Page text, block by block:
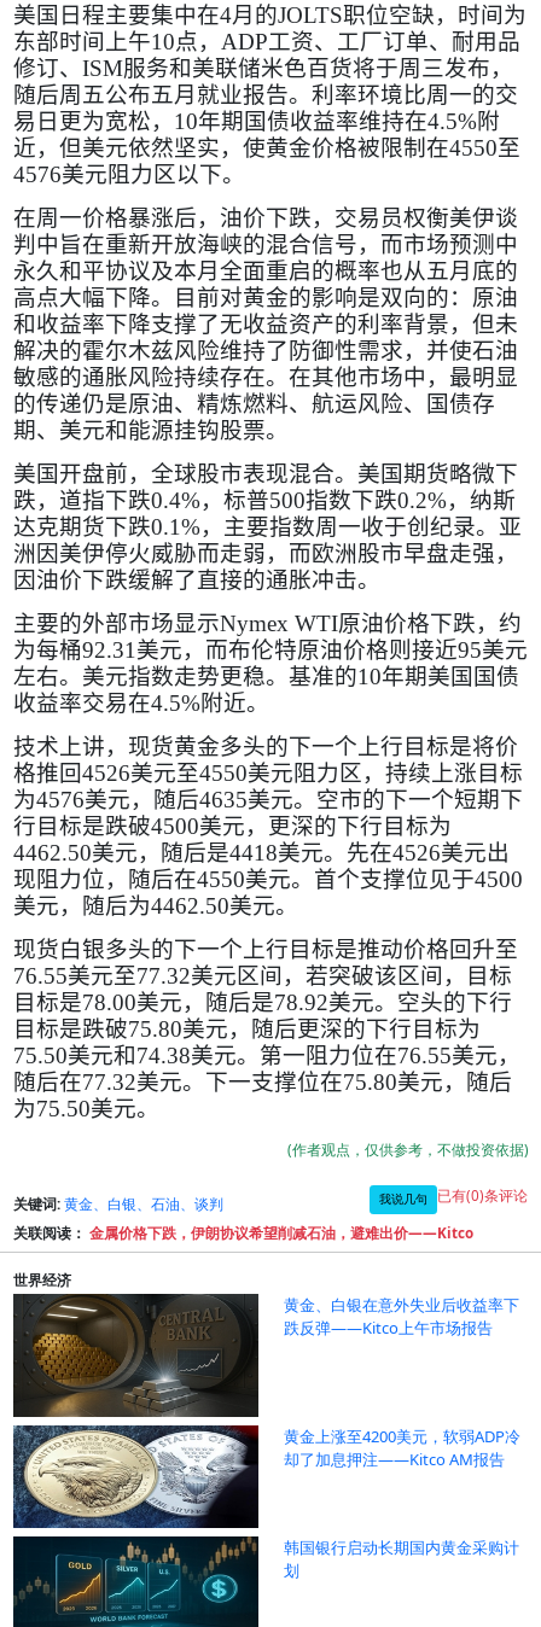
美国日程主要集中在4月的JOLTS职位空缺，时间为
东部时间上午10点， ADP工资、工厂订单、耐用品
修订、 ISM服务和美联储米色百货将于周三发布，
随后周五公布五月就业报告。利率环境比周一的交
易日更为宽松， 10年期国债收益率维持在4.5%附
近，但美元依然坚实，使黄金价格被限制在4550至
4576美元阻力区以下。
在周一价格暴涨后，油价下跌，交易员权衡美伊谈
判中旨在重新开放海峡的混合信号，而市场预测中
永久和平协议及本月全面重启的概率也从五月底的
高点大幅下降。目前对黄金的影响是双向的：原油
和收益率下降支撑了无收益资产的利率背景，但未
解决的霍尔木兹风险维持了防御性需求，并使石油
敏感的通胀风险持续存在。在其他市场中，最明显
的传递仍是原油、精炼燃料、航运风险、国债存
期、美元和能源挂钩股票。
美国开盘前，全球股市表现混合。美国期货略微下
跌，道指下跌0.4%，标普500指数下跌0.2%，纳斯
达克期货下跌0.1%，主要指数周一收于创纪录。亚
洲因美伊停火威胁而走弱，而欧洲股市早盘走强，
因油价下跌缓解了直接的通胀冲击。
主要的外部市场显示Nymex WTI原油价格下跌，约
为每桶92.31 美元，而布伦特原油价格则接近95美元
左右。美元指数走势更稳。基准的10年期美国国债
收益率交易在4.5%附近。
技术上讲，现货黄金多头的下一个上行目标是将价
格推回4526美元至4550美元阻力区，持续上涨目标
为4576美元，随后4635美元。空市的下一个短期下
行目标是跌破4500美元，更深的下行目标为
4462.50美元，随后是4418美元。先在4526美元出
现阻力位，随后在4550美元。首个支撑位见于4500
美元，随后为4462.50美元。
现货白银多头的下一个上行目标是推动价格回升至
76.55美元至77.32美元区间，若突破该区间，目标
目标是78.00美元，随后是78.92美元。空头的下行
目标是跌破75.80美元，随后更深的下行目标为
75.50美元和74.38美元。第一阻力位在76.55美元，
随后在77.32美元。下一支撑位在75.80美元，随后
为75.50美元。
(作者观点，仅供参考，不做投资依据)
关键词: 黄金、白银、石油、谈判 我说几句 已有(0)条评论
关联阅读： 金属价格下跌，伊朗协议希望削减石油，避难出价——Kitco
世界经济
黄金、白银在意外失业后收益率下
跌反弹——Kitco上午市场报告
黄金上涨至4200美元，软弱ADP冷
却了加息押注——Kitco AM报告
韩国银行启动长期国内黄金采购计
划